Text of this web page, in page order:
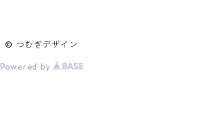
© つむぎデザイン
Powered by